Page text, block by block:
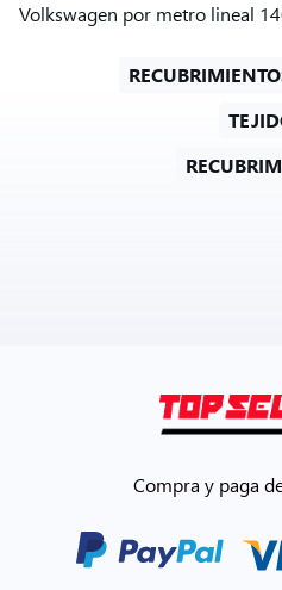
Volkswagen por metro lineal
Compra y paga